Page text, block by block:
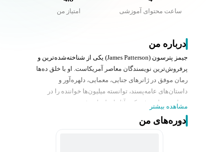
ساعت محتوای آموزشی امتیاز من
درباره من
جیمز پترسون (James Patterson) یکی از شناخته‌شده‌ترین و
پرفروش‌ترین نویسندگان معاصر آمریکاست. او با خلق ده‌ها
رمان موفق در ژانرهای جنایی، معمایی، دلهره‌آور و
داستان‌های عامه‌پسند، توانسته میلیون‌ها خواننده را در
سراسر جهان جذب کند. آثار او بارها در فهرست
پرفروش‌ترین کتاب‌های جهان قرار گرفته‌اند و به بیش از ده‌ها
زبان ترجمه شده‌اند.
مشاهده بیشتر
دوره‌های من